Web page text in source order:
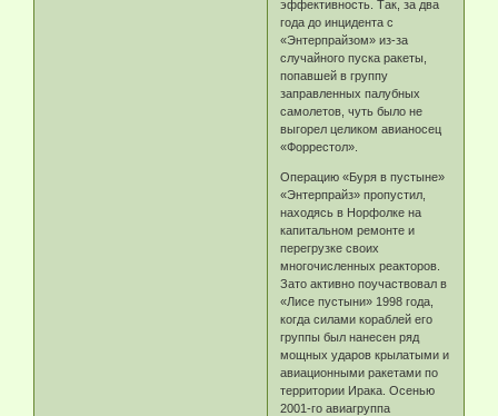
эффективность. Так, за два
года до инцидента с
«Энтерпрайзом» из-за
случайного пуска ракеты,
попавшей в группу
заправленных палубных
самолетов, чуть было не
выгорел целиком авианосец
«Форрестол».
Операцию «Буря в пустыне»
«Энтерпрайз» пропустил,
находясь в Норфолке на
капитальном ремонте и
перегрузке своих
многочисленных реакторов.
Зато активно поучаствовал в
«Лисе пустыни» 1998 года,
когда силами кораблей его
группы был нанесен ряд
мощных ударов крылатыми и
авиационными ракетами по
территории Ирака. Осенью
2001-го авиагруппа